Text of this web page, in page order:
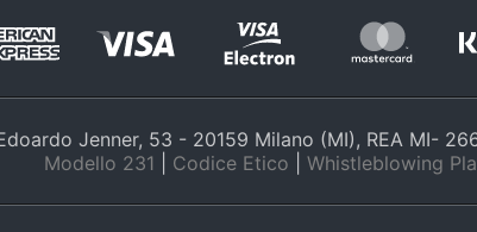
Jenner, 53 - 20159 Milano (MI), REA MI-
Modello 231
Codice Etico Whistleblowing